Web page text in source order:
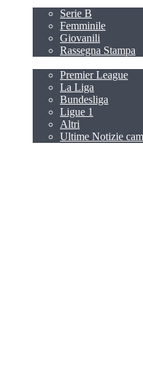
Serie B
Femminile
Giovanili
Rassegna Stampa
Premier League
La Liga
Bundesliga
Ligue 1
Altri
Ultime Notizie